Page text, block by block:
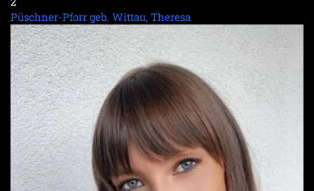
Püschner-Pforr geb. Wittau, Theresa